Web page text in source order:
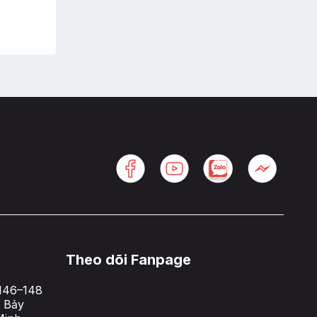
Bảy
Theo dõi Fanpage